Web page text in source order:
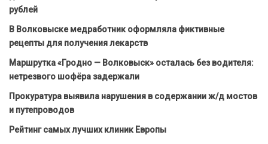
рублей
В Волковыске медработник оформляла фиктивные
рецепты для получения лекарств
Маршрутка «Гродно — Волковыск» осталась без водителя:
нетрезвого шофёра задержали
Прокуратура выявила нарушения в содержании ж/д мостов
и путепроводов
Рейтинг самых лучших клиник Европы